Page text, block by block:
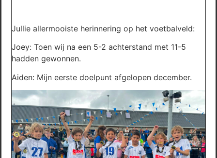
Jullie allermooiste herinnering op het voetbalveld:
Joey: Toen wij na een 5-2 achterstand met 11-5
hadden gewonnen.
Aiden: Mijn eerste doelpunt afgelopen december.